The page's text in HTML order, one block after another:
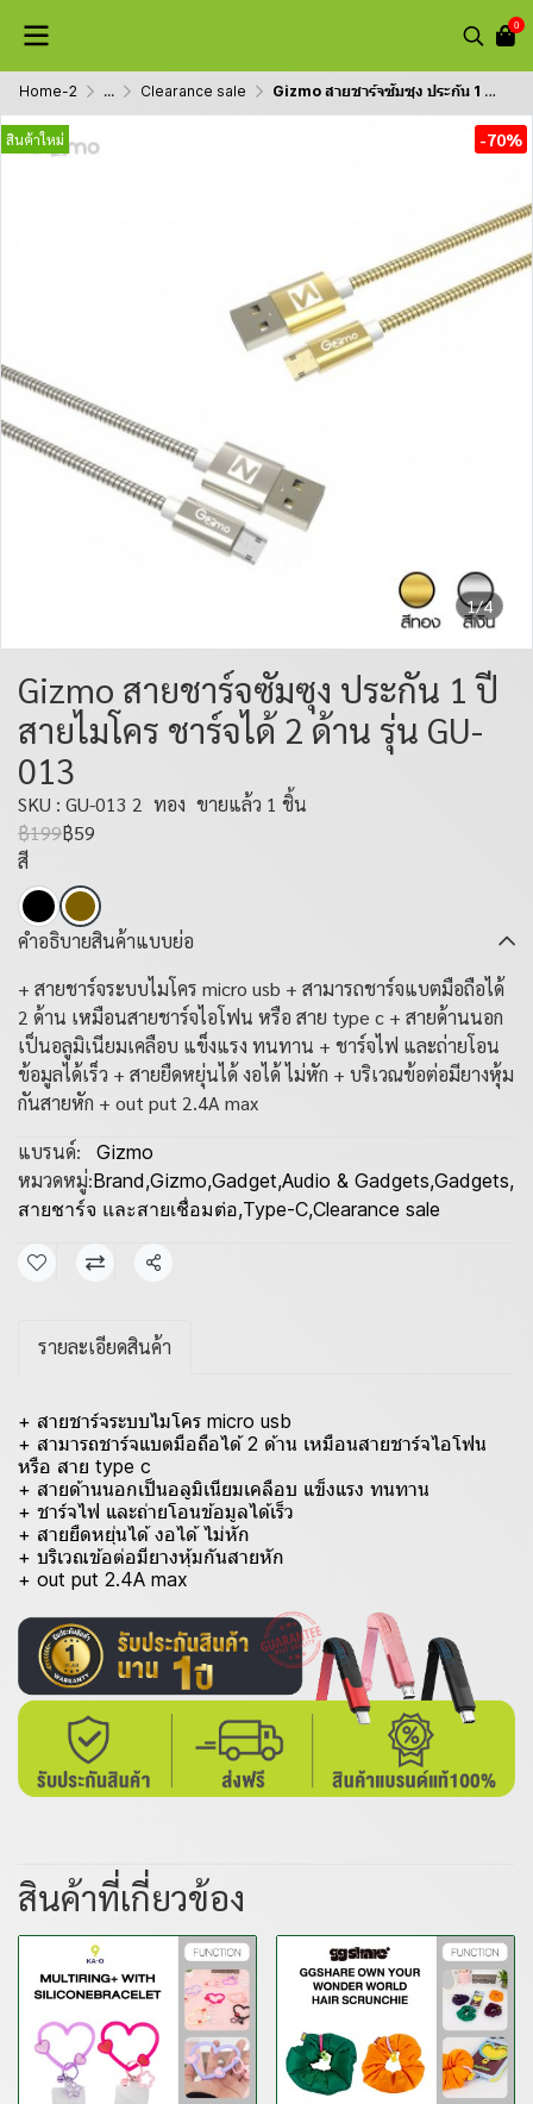
0
Home-2 ... Clearance sale Gizmo สายชาร์จซัมซุง ประกัน 1 ปี สายไมโคร ชาร์จได้ 2 ด้าน รุ่น GU-013
1/4
สินค้าใหม่ -70%
Gizmo สายชาร์จซัมซุง ประกัน 1 ปี
สายไมโคร ชาร์จได้ 2 ด้าน รุ่น GU-
013
SKU : GU-013 2 ทอง ขายแล้ว 1 ชิ้น
฿199฿59
สี
คำอธิบายสินค้าแบบย่อ
+ สายชาร์จระบบไมโคร micro usb + สามารถชาร์จแบตมือถือได้
2 ด้าน เหมือนสายชาร์จไอโฟน หรือ สาย type c + สายด้านนอก
เป็นอลูมิเนียมเคลือบ แข็งแรง ทนทาน + ชาร์จไฟ และถ่ายโอน
ข้อมูลได้เร็ว + สายยืดหยุ่นได้ งอได้ ไม่หัก + บริเวณข้อต่อมียางหุ้ม
กันสายหัก + out put 2.4A max
แบรนด์:
Gizmo
หมวดหมู่:Brand,Gizmo,Gadget,Audio & Gadgets,Gadgets,
สายชาร์จ และสายเชื่อมต่อ,Type-C,Clearance sale
แชร์
รายละเอียดสินค้า
+ สายชาร์จระบบไมโคร micro usb
+ สามารถชาร์จแบตมือถือได้ 2 ด้าน เหมือนสายชาร์จไอโฟน
หรือ สาย type c
+ สายด้านนอกเป็นอลูมิเนียมเคลือบ แข็งแรง ทนทาน
+ ชาร์จไฟ และถ่ายโอนข้อมูลได้เร็ว
+ สายยืดหยุ่นได้ งอได้ ไม่หัก
+ บริเวณข้อต่อมียางหุ้มกันสายหัก
+ out put 2.4A max
สินค้าที่เกี่ยวข้อง